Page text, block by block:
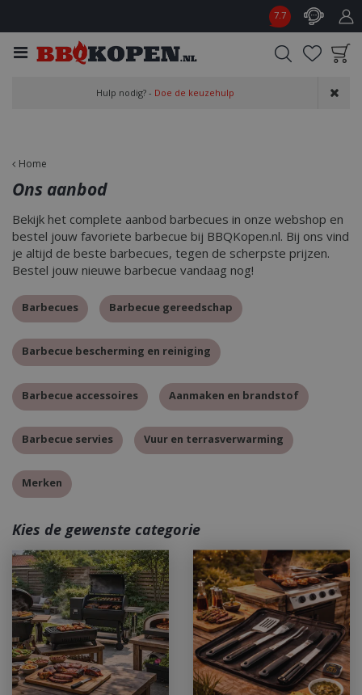
Home
7.7
aan wensenlijst
Hulp nodig? - Doe de keuzehulp
Ons aanbod
Bekijk het complete aanbod barbecues in onze webshop en
bestel jouw favoriete barbecue bij BBQKopen.nl. Bij ons vind
je altijd de beste barbecues, tegen de scherpste prijzen.
Bestel jouw nieuwe barbecue vandaag nog!
Barbecues Barbecue gereedschap
Barbecue bescherming en reiniging
Barbecue accessoires Aanmaken en brandstof
Barbecue servies Vuur en terrasverwarming
Merken
Kies de gewenste categorie